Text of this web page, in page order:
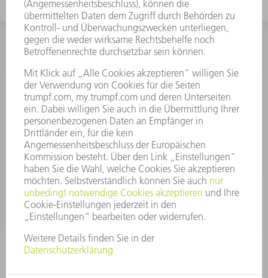
INFORMATION
Häufig gestellte Fragen
Allgemeine Geschäftsbedingungen
KONTAKT
After Sales
+43722160396550
Mo - Do: 08:00 -17:30 Uhr
Fr: 08:00 -16:30 Uhr
ersatzteile@at.trumpf.com